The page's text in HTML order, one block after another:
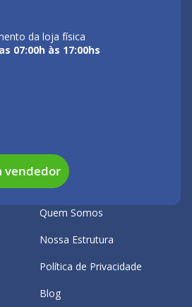
da loja física
07:00h às 17:00hs
vendedor
Quem Somos
Nossa Estrutura
Política de Privacidade
Blog